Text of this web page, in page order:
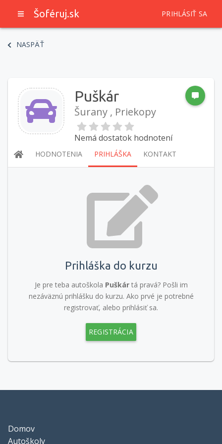
Šoféruj.sk PRIHLÁSIŤ SA
NASPÄŤ
Puškár
Šurany , Priekopy
Nemá dostatok hodnotení
HODNOTENIA PRIHLÁŠKA KONTAKT
Prihláška do kurzu
Je pre teba autoškola Puškártá pravá? Pošli im
nezáväznú prihlášku do kurzu. Ako prvé je potrebné
registrovať, alebo prihlásiť sa.
REGISTRÁCIA
Domov
Autoškoly